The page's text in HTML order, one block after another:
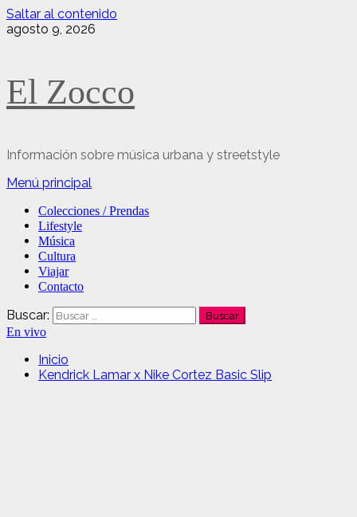
Saltar al contenido
agosto 9, 2026
El Zocco
Información sobre música urbana y streetstyle
Menú principal
Colecciones / Prendas
Lifestyle
Música
Cultura
Viajar
Contacto
Buscar:
En vivo
Inicio
Kendrick Lamar x Nike Cortez Basic Slip